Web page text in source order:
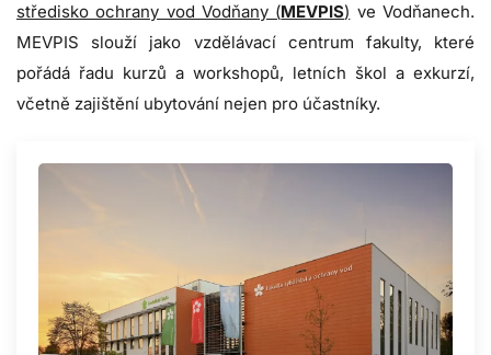
středisko ochrany vod Vodňany (MEVPIS) ve Vodňanech.
MEVPIS slouží jako vzdělávací centrum fakulty, které
pořádá řadu kurzů a workshopů, letních škol a exkurzí,
včetně zajištění ubytování nejen pro účastníky.